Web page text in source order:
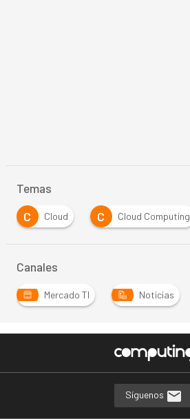
Temas
C
Cloud C Cloud Computing
Canales
Mercado TI Noticias
Síguenos